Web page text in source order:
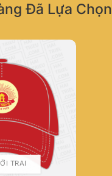
Đã Lựa Chọn
TRAI